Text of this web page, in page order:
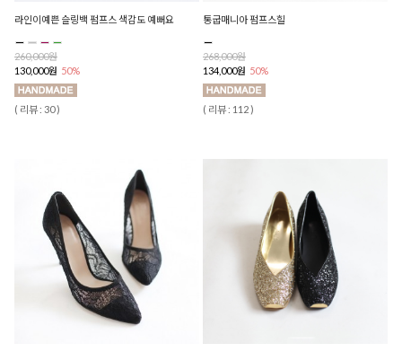
라인이예쁜 슬링백 펌프스 색감도 예뻐요
260,000원
130,000원 50%
( 리뷰 : 30 )
통굽매니아 펌프스힐
268,000원
134,000원 50%
( 리뷰 : 112 )